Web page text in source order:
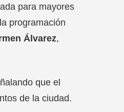
para mayores
programación
Álvarez,
que el
de la ciudad.